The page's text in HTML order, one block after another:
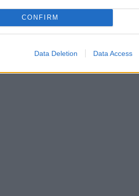
CONFIRM
Data Deletion Data Access